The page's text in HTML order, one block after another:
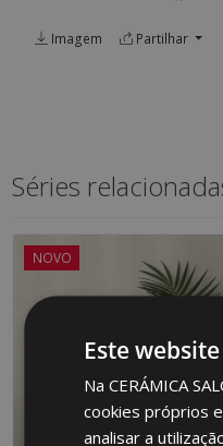
Imagem Partilhar
Séries
NOVO
Este
Na CERÁMICA
cookies próprios
analisar a